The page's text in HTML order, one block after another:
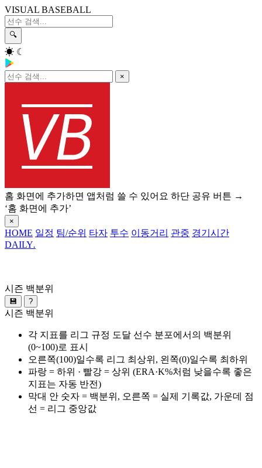
VISUAL BASEBALL
🔍
☀ ☾
×
홈 화면에 추가하면 앱처럼 쓸 수 있어요 하단 공유 버튼 →
‘홈 화면에 추가’
×
HOME 일정 팀/순위 타자 투수 이동거리 관중 경기시간
DAILY.
시즌 백분위
💾 ?
시즌 백분위
각 지표를 리그 규정 도달 선수 분포에서의 백분위
(0~100)로 표시
오른쪽(100)일수록 리그 최상위, 왼쪽(0)일수록 최하위
파랑 = 하위 · 빨강 = 상위 (ERA·K%처럼 낮을수록 좋은
지표는 자동 반전)
막대 안 숫자 = 백분위, 오른쪽 = 실제 기록값, 가운데 점
선 = 리그 중앙값